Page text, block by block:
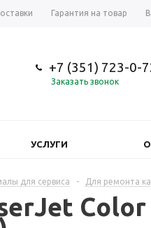
Гарантия на товар
+7 (351) 723-0-
Заказать звонок
УСЛУГИ
для сервиса - Для ремонта